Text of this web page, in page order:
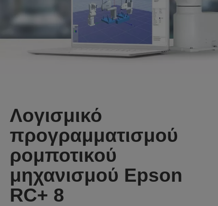
Λογισμικό
προγραμματισμού
ρομποτικού
μηχανισμού Epson
RC+ 8